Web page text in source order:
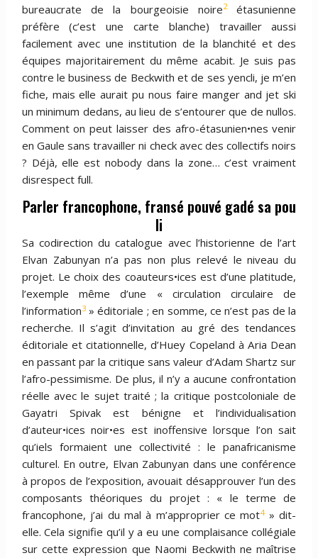
bureaucrate de la bourgeoisie noire2étasunienne
préfère (c’est une carte blanche) travailler aussi
facilement avec une institution de la blanchité et des
équipes majoritairement du même acabit. Je suis pas
contre le business de Beckwith et de ses yencli, je m’en
fiche, mais elle aurait pu nous faire manger and jet ski
un minimum dedans, au lieu de s’entourer que de nullos.
Comment on peut laisser des afro-étasunien•nes venir
en Gaule sans travailler ni check avec des collectifs noirs
? Déjà, elle est nobody dans la zone… c’est vraiment
disrespect full.
Parler francophone, fransé pouvé gadé sa pou
li
Sa codirection du catalogue avec l’historienne de l’art
Elvan Zabunyan n’a pas non plus relevé le niveau du
projet. Le choix des coauteurs•ices est d’une platitude,
l’exemple même d’une « circulation circulaire de
l’information3» éditoriale ; en somme, ce n’est pas de la
recherche. Il s’agit d’invitation au gré des tendances
éditoriale et citationnelle, d’Huey Copeland à Aria Dean
en passant par la critique sans valeur d’Adam Shartz sur
l’afro-pessimisme. De plus, il n’y a aucune confrontation
réelle avec le sujet traité ; la critique postcoloniale de
Gayatri Spivak est bénigne et l’individualisation
d’auteur•ices noir•es est inoffensive lorsque l’on sait
qu’iels formaient une collectivité : le panafricanisme
culturel. En outre, Elvan Zabunyan dans une conférence
à propos de l’exposition, avouait désapprouver l’un des
composants théoriques du projet : « le terme de
francophone, j’ai du mal à m’approprier ce mot4» dit-
elle. Cela signifie qu’il y a eu une complaisance collégiale
sur cette expression que Naomi Beckwith ne maîtrise